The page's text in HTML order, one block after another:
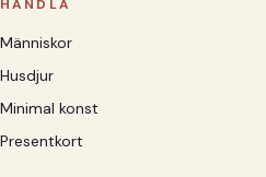
HANDLA
Människor
Husdjur
Minimal konst
Presentkort